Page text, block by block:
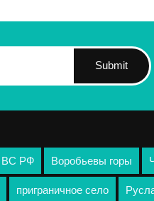
Submit
ВС РФ Воробьевы горы
приграничное село